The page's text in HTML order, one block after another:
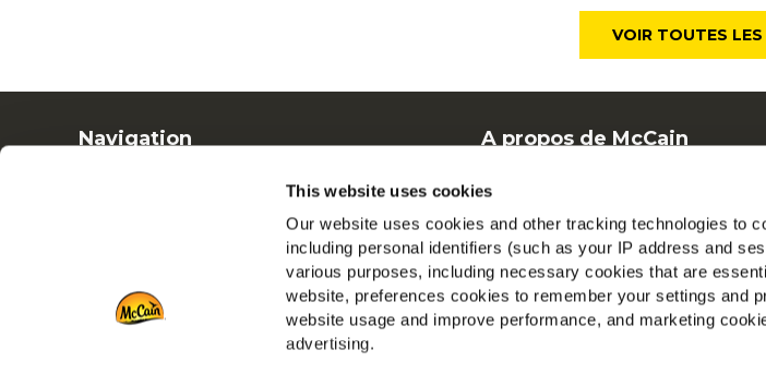
This website uses cookies
Our website uses cookies and other tracking technologies to
including personal identifiers (such as your IP address and
various purposes, including necessary cookies that are
website, preferences cookies to remember your settings and
website usage and improve performance, and marketing
advertising.
VOIR TOUTES LES
Navigation
Téléchargements
Nous contacter
A propos de McCain
FAQ